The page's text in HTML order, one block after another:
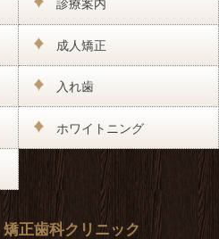
診療案内
成人矯正
入れ歯
ホワイトニング
正歯科クリニック